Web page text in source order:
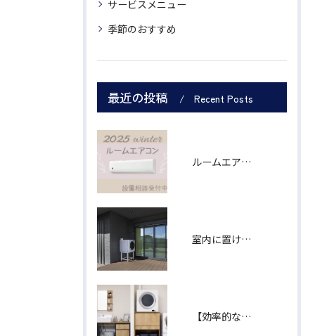
サービスメニュー
季節のおすすめ
最近の投稿 Recent Posts
ルームエアコン シャープ製６畳用
室内に置けなくても、あきらめなくて大丈夫！ 「乾太くん」軒下設置用モデル
【効率的な家事導線】"ランドリープラス"で、あなたの暮らしをもっと自由に。